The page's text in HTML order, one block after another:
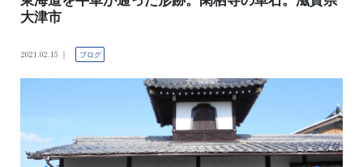
大津市
2021.02.15 ブログ